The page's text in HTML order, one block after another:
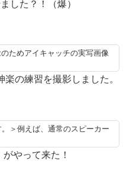
した？！（爆）
ためアイキャッチの実写画像
の練習を撮影しました。
＞例えば、通常のスピーカー
やって来た！